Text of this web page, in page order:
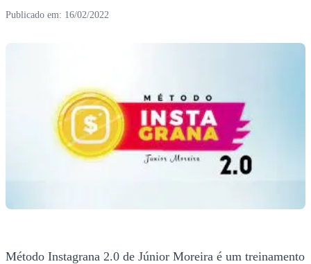
Publicado em: 16/02/2022
Método Instagrana 2.0 de Júnior Moreira é um treinamento